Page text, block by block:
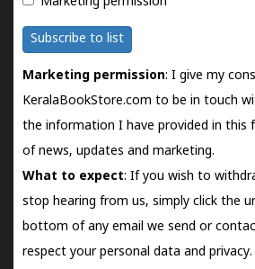
Subscribe to list
Marketing permission: I give my
KeralaBookStore.com to be in touch
the information I have provided in this
of news, updates and marketing.
What to expect: If you wish to
stop hearing from us, simply click the
bottom of any email we send or
respect your personal data and